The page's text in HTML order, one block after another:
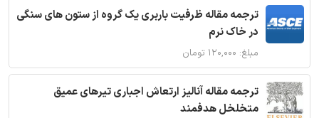
ترجمه مقاله ظرفیت باربری یک گروه از ستون های سنگی
در خاک نرم
مبلغ: ۱۲۰,۰۰۰ تومان
ترجمه مقاله آنالیز ارتعاش اجباری تیرهای عمیق
متخلخل هدفمند